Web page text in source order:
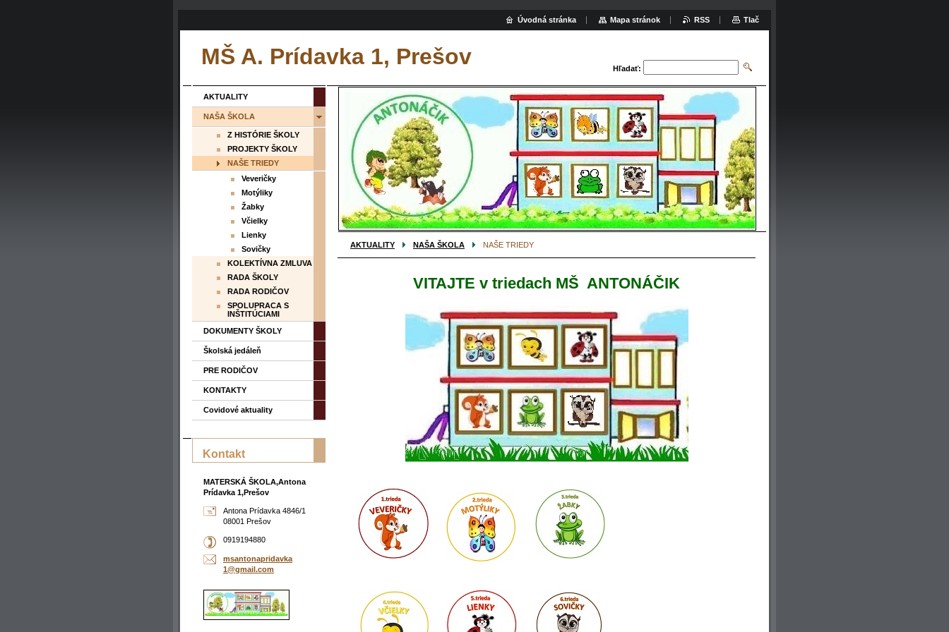
MŠ A. Prídavka 1, Prešov Hľadať:
AKTUALITY NAŠA ŠKOLA NAŠE TRIEDY
VITAJTE v triedach MŠ ANTONÁČIK
AKTUALITY
NAŠA ŠKOLA
Z HISTÓRIE ŠKOLY
PROJEKTY ŠKOLY
NAŠE TRIEDY
Veveričky
Motýliky
Žabky
Včielky
Lienky
Sovičky
KOLEKTÍVNA ZMLUVA
RADA ŠKOLY
RADA RODIČOV
SPOLUPRACA S
INŠTITÚCIAMI
DOKUMENTY ŠKOLY
Školská jedáleň
PRE RODIČOV
KONTAKTY
Covidové aktuality
Kontakt
MATERSKÁ ŠKOLA,Antona
Prídavka 1,Prešov
Antona Prídavka 4846/1
08001 Prešov
0919194880
msantonapridavka
1@gmail.com
Úvodná stránka Mapa stránok RSS Tlač